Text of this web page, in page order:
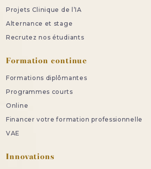
Projets Clinique de l’IA
Alternance et stage
Recrutez nos étudiants
Formation continue
Formations diplômantes
Programmes courts
Online
Financer votre formation professionnelle
VAE
Innovations